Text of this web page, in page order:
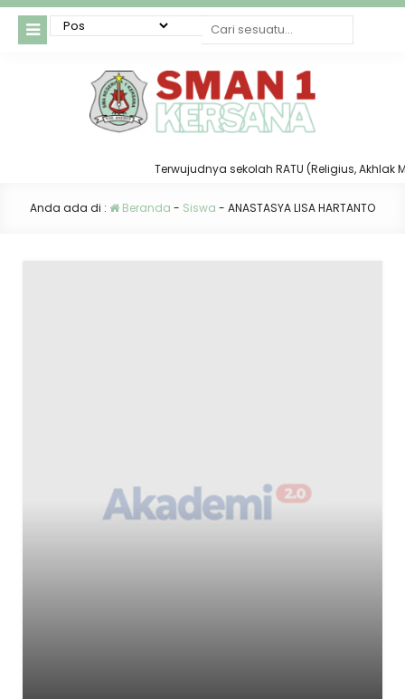
Terwujudnya sekolah RATU (Religius, Akhlak
Anda ada di : Beranda - Siswa - ANASTASYA LISA HARTANTO